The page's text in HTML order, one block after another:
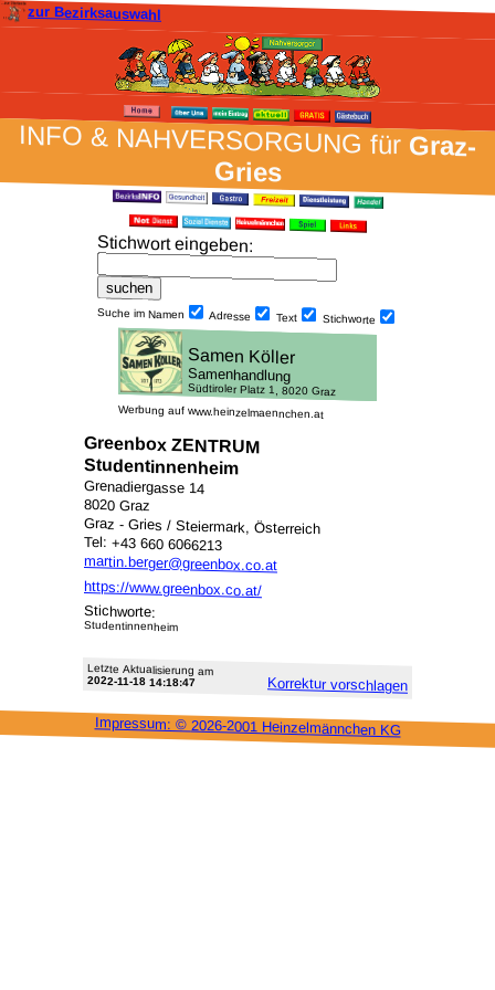
zur Bezirksauswahl
INFO & NAH­VER­SORG­UNG fürGraz-
Gries
Stich­wort ein­geben:
Suche im Namen Adresse Text Stich­worte
Werbung auf www.heinzelmaennchen.at
Greenbox ZENTRUM
Studentinnenheim
Grenadiergasse 14
8020 Graz
Graz - Gries / Steiermark, Österreich
Tel: +43 660 6066213
martin.berger@greenbox.co.at
https://www.greenbox.co.at/
Stichworte:
Studentinnenheim
Letzte Aktu­alisie­rung am
2022-11-18 14:18:47 Korrektur vor­schlagen
Impressum: © 2026-2001 Heinzel­männchen KG